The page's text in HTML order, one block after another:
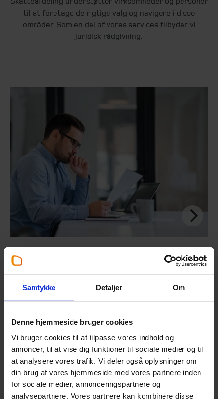
Samtykke Detaljer Om
Denne hjemmeside bruger cookies
Vi bruger cookies til at tilpasse vores indhold og
annoncer, til at vise dig funktioner til sociale medier og til
at analysere vores trafik. Vi deler også oplysninger om
din brug af vores hjemmeside med vores partnere inden
for sociale medier, annonceringspartnere og
analysepartnere. Vores partnere kan kombinere disse
til at foretage de rigtige valg og navigere i disse
områder. Som en del af vores services tilbyder vi
juridisk rådgivning.
Erhvervsskat
for opgørelse af skattepligtig indkomst, hvis man har
en virksomhed i selskabsform eller er selvstændig
Læs mere
Mød menneskene bag paragrafferne